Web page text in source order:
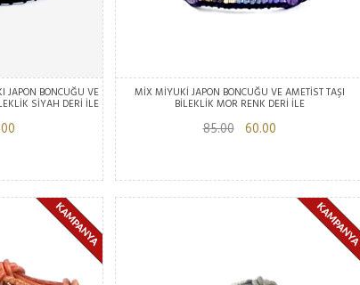
JAPON BONCUĞU VE
SİYAH DERİ İLE
MİX MİYUKİ JAPON BONCUĞU VE AMETİST TAŞI
BİLEKLİK MOR RENK DERİ İLE
85.0060.00